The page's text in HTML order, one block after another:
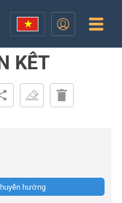
KẾT
hướng